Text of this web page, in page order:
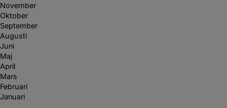
November
Oktober
September
Augusti
Juni
Maj
April
Mars
Februari
Januari